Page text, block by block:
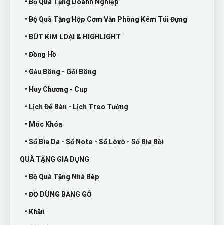
• Bộ Quà Tặng Doanh Nghiệp
• Bộ Quà Tặng Hộp Cơm Văn Phòng Kém Túi Đựng
• BÚT KIM LOẠI & HIGHLIGHT
• Đồng Hồ
• Gấu Bông - Gối Bông
• Huy Chương - Cup
• Lịch Để Bàn - Lịch Treo Tường
• Móc Khóa
• Sổ Bìa Da - Sổ Note - Sổ Lòxò - Sổ Bìa Bồi
QUÀ TẶNG GIA DỤNG
• Bộ Quà Tặng Nhà Bếp
• ĐỒ DÙNG BẰNG GỖ
• Khăn